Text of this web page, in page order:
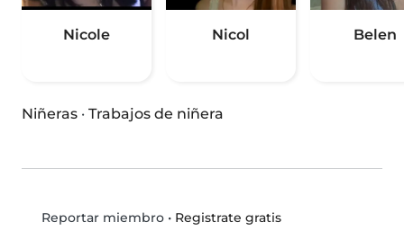
Nicole Nicol Belen
Niñeras · Trabajos de niñera
Reportar miembro• Registrate gratis